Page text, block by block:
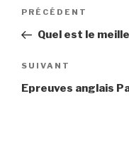
Navigation
l’article
Article
précédent
PRÉCÉDENT
Quel est le
Article
suivant
SUIVANT
Epreuves anglais